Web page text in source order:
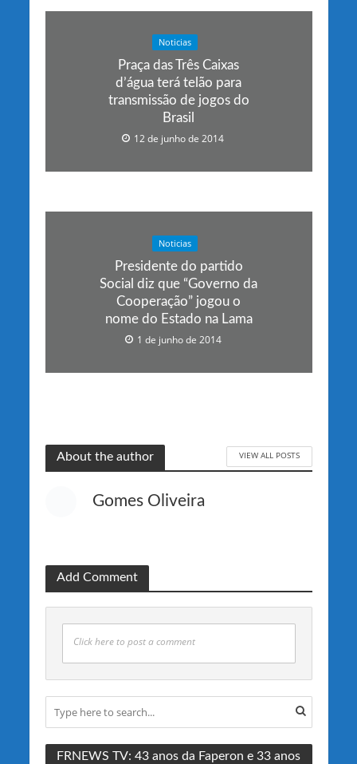
Noticias
Praça das Três Caixas
d’água terá telão para
transmissão de jogos do
Brasil
12 de junho de 2014
Noticias
Presidente do partido
Social diz que “Governo da
Cooperação” jogou o
nome do Estado na Lama
1 de junho de 2014
About the author VIEW ALL POSTS
Gomes Oliveira
Add Comment
Click here to post a comment
FRNEWS TV: 43 anos da Faperon e 33 anos